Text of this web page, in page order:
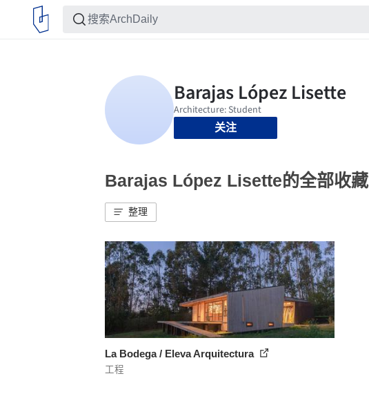
关注
Barajas López Lisette的全部收藏
整理
La Bodega / Eleva Arquitectura
工程